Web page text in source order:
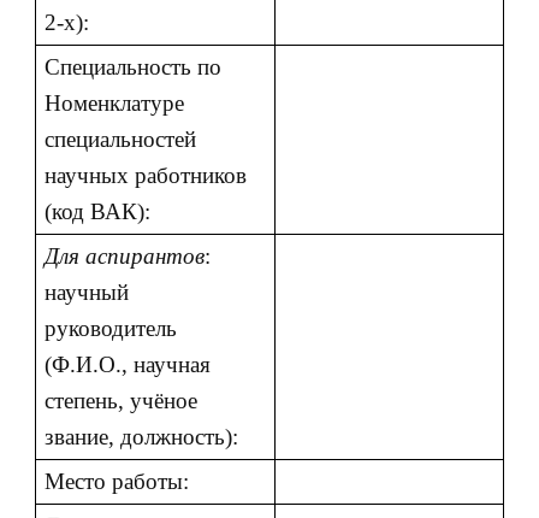
2-х):
Специальность по
Номенклатуре
специальностей
научных работников
(код ВАК):
Для аспирантов:
научный
руководитель
(Ф.И.О., научная
степень, учёное
звание, должность):
Место работы: